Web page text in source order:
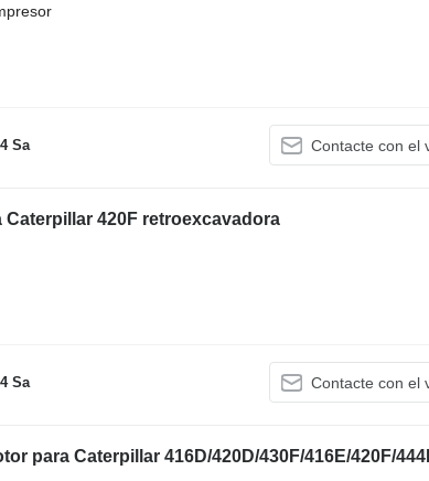
Sa Contacte con el
Caterpillar 420F retroexcavadora
Sa Contacte con el